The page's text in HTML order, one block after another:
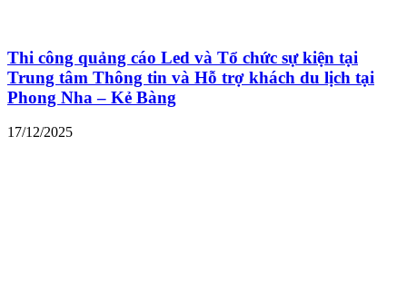
Thi công quảng cáo Led và Tổ chức sự kiện tại
Trung tâm Thông tin và Hỗ trợ khách du lịch tại
Phong Nha – Kẻ Bàng
17/12/2025